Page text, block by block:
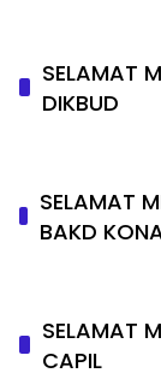
SELAMAT
DIKBUD
SELAMAT
BAKD
SELAMAT
CAPIL